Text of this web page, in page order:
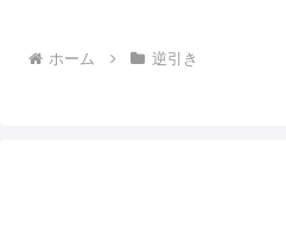
ホーム 逆引き